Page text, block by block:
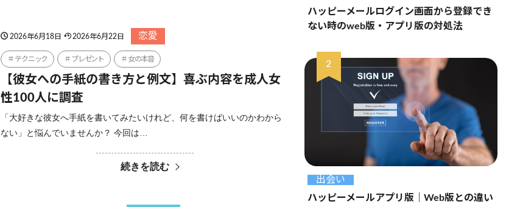
2026年6月18日 2026年6月22日 恋愛
テクニック プレゼント 女の本音
【彼女への手紙の書き方と例文】喜ぶ内容を成人女
性100人に調査
「大好きな彼女へ手紙を書いてみたいけれど、何を書けばいいのかわから
ない」と悩んでいませんか？ 今回は…
続きを読む
ハッピーメールログイン画面から登録でき
ない時のweb版・アプリ版の対処法
出会い
ハッピーメールアプリ版｜Web版との違い